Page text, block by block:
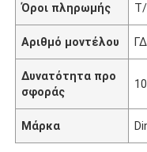
Όροι πληρωμής
Αριθμό μοντέλου
Δυνατότητα προ
σφοράς
Μάρκα